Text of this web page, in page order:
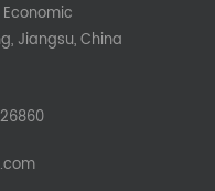
Jiangsu, China